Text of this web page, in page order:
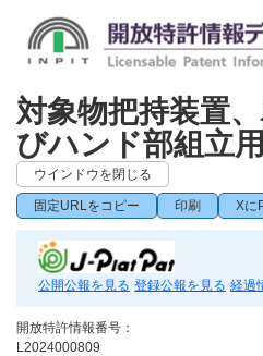
対象物把持装置
びハンド部組立
ウインドウを閉じる
固定URLをコピー 印刷 Xに
公開公報を見る 登録公報を見る 経過
開放特許情報番号：
L2024000809